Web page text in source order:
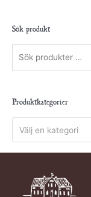
Sök produkt
Produktkategorier
Välj en kategori